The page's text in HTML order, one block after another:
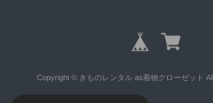
Copyright © きものレンタル as着物クローゼット